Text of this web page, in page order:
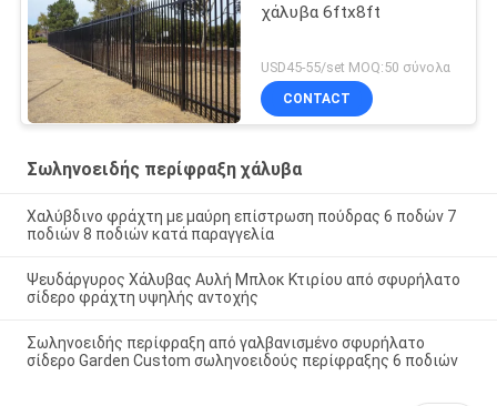
χάλυβα 6ftx8ft
USD45-55/set MOQ:50 σύνολα
CONTACT
Σωληνοειδής περίφραξη χάλυβα
Χαλύβδινο φράχτη με μαύρη επίστρωση πούδρας 6 ποδών 7
ποδιών 8 ποδιών κατά παραγγελία
Ψευδάργυρος Χάλυβας Αυλή Μπλοκ Κτιρίου από σφυρήλατο
σίδερο φράχτη υψηλής αντοχής
Σωληνοειδής περίφραξη από γαλβανισμένο σφυρήλατο
σίδερο Garden Custom σωληνοειδούς περίφραξης 6 ποδιών